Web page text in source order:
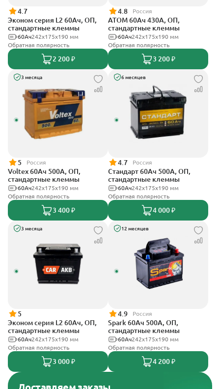
4.7
Эконом серия L2 60Ач, ОП,
стандартные клеммы
242х175х190 мм
60Ач
Обратная полярность
2 200 ₽
4.8 Россия
АТОМ 60Ач 430А, ОП,
стандартные клеммы
242х175х190 мм
60Ач
Обратная полярность
3 200 ₽
3 месяца
5 Россия
Voltex 60Ач 500А, ОП,
стандартные клеммы
242х175х190 мм
60Ач
Обратная полярность
3 400 ₽
6 месяцев
4.7 Россия
Стандарт 60Ач 500А, ОП,
стандартные клеммы
242x175x190 мм
60Ач
Обратная полярность
4 000 ₽
3 месяца
5
Эконом серия L2 60Ач, ОП,
стандартные клеммы
242х175х190 мм
60Ач
Обратная полярность
3 000 ₽
12 месяцев
4.9 Россия
Spark 60Ач 500А, ОП,
стандартные клеммы
242х175х190 мм
60Ач
Обратная полярность
4 200 ₽